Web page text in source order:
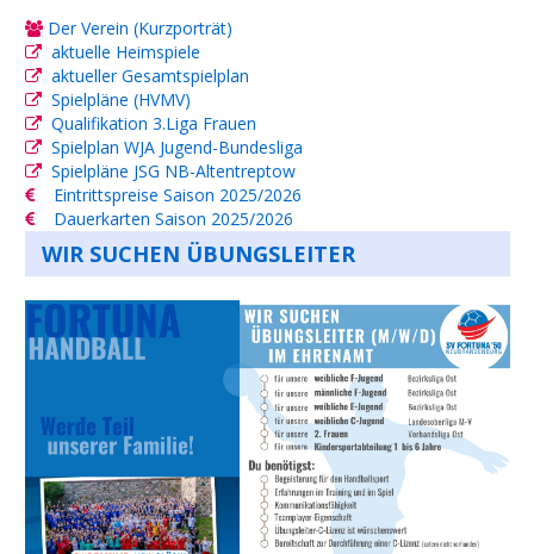
Der Verein (Kurzporträt)
aktuelle Heimspiele
aktueller Gesamtspielplan
Spielpläne (HVMV)
Qualifikation 3.Liga Frauen
Spielplan WJA Jugend-Bundesliga
Spielpläne JSG NB-Altentreptow
Eintrittspreise Saison 2025/2026
Dauerkarten Saison 2025/2026
WIR SUCHEN ÜBUNGSLEITER